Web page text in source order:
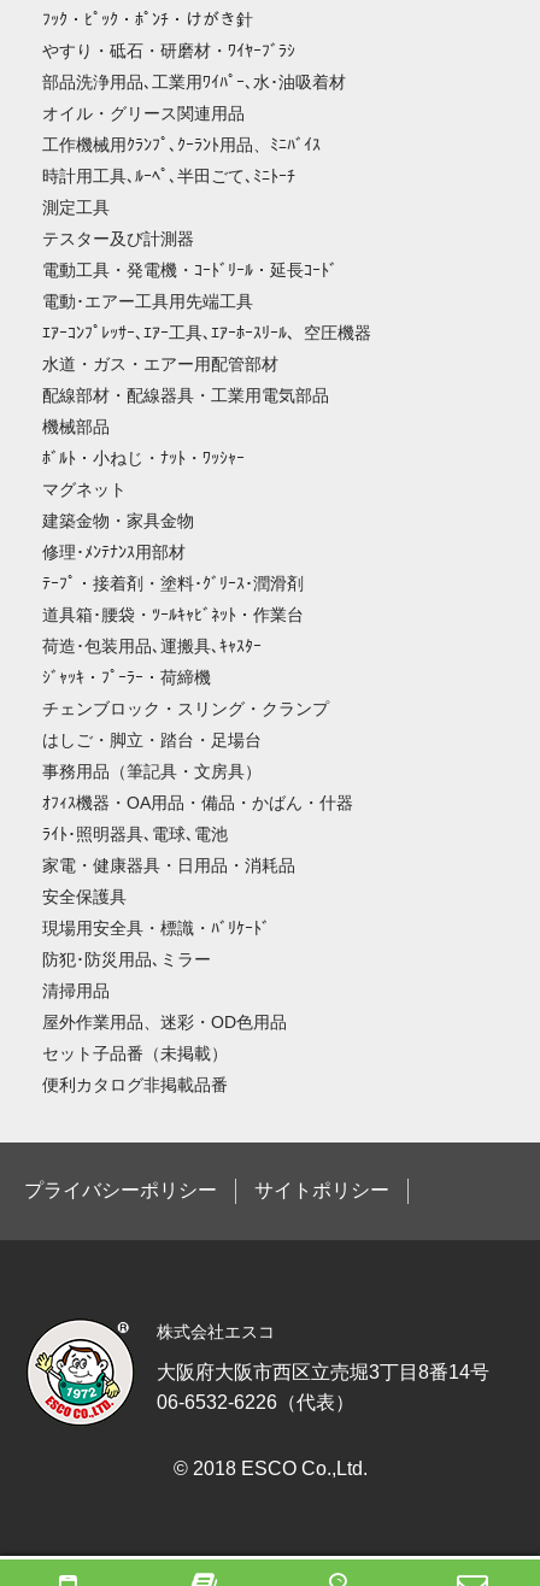
ﾌｯｸ・ﾋﾟｯｸ・ﾎﾟﾝﾁ・けがき針
やすり・砥石・研磨材・ﾜｲﾔｰﾌﾞﾗｼ
部品洗浄用品､工業用ﾜｲﾊﾟｰ､水･油吸着材
オイル・グリース関連用品
工作機械用ｸﾗﾝﾌﾟ､ｸｰﾗﾝﾄ用品、ﾐﾆﾊﾞｲｽ
時計用工具､ﾙｰﾍﾟ､半田ごて､ﾐﾆﾄｰﾁ
測定工具
テスター及び計測器
電動工具・発電機・ｺｰﾄﾞﾘｰﾙ・延長ｺｰﾄﾞ
電動･エアー工具用先端工具
ｴｱｰｺﾝﾌﾟﾚｯｻｰ､ｴｱｰ工具､ｴｱｰﾎｰｽﾘｰﾙ、空圧機器
水道・ガス・エアー用配管部材
配線部材・配線器具・工業用電気部品
機械部品
ﾎﾞﾙﾄ・小ねじ・ﾅｯﾄ・ﾜｯｼｬｰ
マグネット
建築金物・家具金物
修理･ﾒﾝﾃﾅﾝｽ用部材
ﾃｰﾌﾟ・接着剤・塗料･ｸﾞﾘｰｽ･潤滑剤
道具箱･腰袋・ﾂｰﾙｷｬﾋﾞﾈｯﾄ・作業台
荷造･包装用品､運搬具､ｷｬｽﾀｰ
ｼﾞｬｯｷ・ﾌﾟｰﾗｰ・荷締機
チェンブロック・スリング・クランプ
はしご・脚立・踏台・足場台
事務用品（筆記具・文房具）
ｵﾌｨｽ機器・OA用品・備品・かばん・什器
ﾗｲﾄ･照明器具､電球､電池
家電・健康器具・日用品・消耗品
安全保護具
現場用安全具・標識・ﾊﾞﾘｹｰﾄﾞ
防犯･防災用品､ミラー
清掃用品
屋外作業用品、迷彩・OD色用品
セット子品番（未掲載）
便利カタログ非掲載品番
プライバシーポリシー サイトポリシー
株式会社エスコ
大阪府大阪市西区立売堀3丁目8番14号
06-6532-6226（代表）
© 2018 ESCO Co.,Ltd.